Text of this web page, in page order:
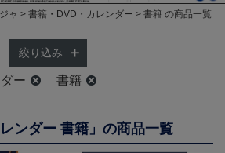
ャ 書籍・DVD・カレンダー 書籍 の商品一覧
絞り込み
ー 書籍
ンダー 書籍」の商品一覧